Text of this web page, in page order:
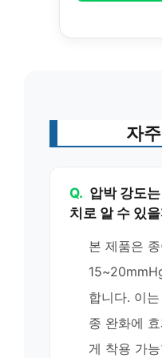
자
Q. 압박 강도
치로 알 수 있
본 제품은
합니다. 이
종 완화에
게 착용 가